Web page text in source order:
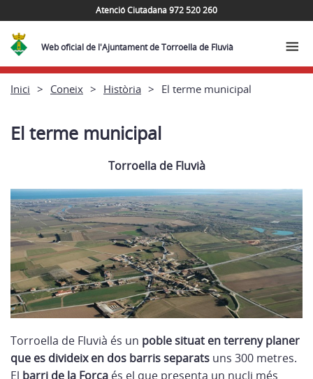
Atenció Ciutadana 972 520 260
Web oficial de l'Ajuntament de Torroella de Fluvià
Inici Coneix Història El terme municipal
El terme municipal
Torroella de Fluvià
Torroella de Fluvià és un poble situat en terreny planer
que es divideix en dos barris separats uns 300 metres.
El barri de la Força és el que presenta un nucli més